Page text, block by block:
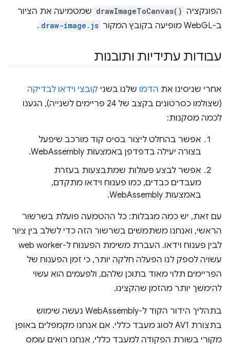
הפונקציה drawImageToCanvas() שמטמיעה את הציור
ב-WebGL מופיעה בקובץ המקור
draw-image.js
.
עבודות עתידיות ותובנות
אחרי שניסינו את הדמו שלנו בשני קובצי וידאו לבדיקה
(שצולמו כסרטונים בקצב של 24 פריימים לשנייה), הגענו
לכמה מסקנות:
אפשר בהחלט ליצור בסיס קוד מורכב שיפעל
בצורה יעילה בדפדפן באמצעות WebAssembly.
אפשר לבצע פעולות שמתבצעות בעזרת
מעבדים כבדים, כמו פענוח וידאו מתקדם,
באמצעות WebAssembly.
עם זאת, יש כמה מגבלות: כל ההטמעה פועלת בשרשור
הראשי, ואנחנו משתמשים בשרשור הזה כדי לשלב בין ציור
לבין פענוח וידאו. העברת משימת הפענוח ל-web worker
עשויה לספק לנו הפעלה חלקה יותר, כי זמן הפענוח של
הפריימים תלוי מאוד בתוכן שלהם, ולפעמים הוא עשוי
להימשך יותר מהזמן שהקצינו.
בתהליך הידור הקוד ל-WebAssembly נעשה שימוש
בתצורת AV1 לסוג מעבד כללי. אם אנחנו מקמפלים באופן
מקורי בשורת הפקודה למעבד כללי, אנחנו רואים עומס